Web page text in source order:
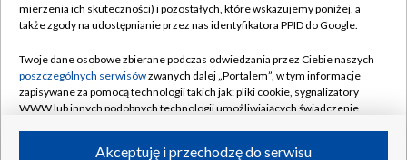
Naziemna Telewizja Cyfrowa
Rada Programowa
System NOS
Informacje o nadawcy
Pomoc
Kontakt
Kanały
mierzenia ich skuteczności) i pozostałych, które wskazujemy poniżej, a
także zgody na udostępnianie przez nas identyfikatora PPID do Google.
Twoje dane osobowe zbierane podczas odwiedzania przez Ciebie naszych
poszczególnych serwisówzwanych dalej „Portalem”, w tym informacje
zapisywane za pomocą technologii takich jak: pliki cookie, sygnalizatory
WWW lub innych podobnych technologii umożliwiających świadczenie
ruchu w Internecie.Akceptuję i przechodzę do serwisu